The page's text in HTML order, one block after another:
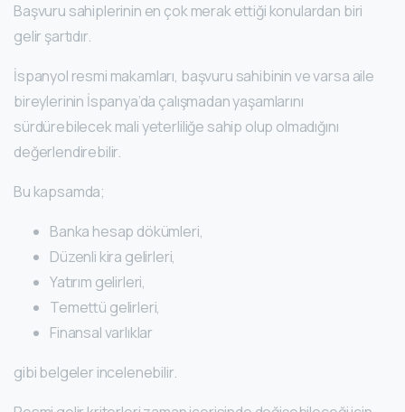
Başvuru sahiplerinin en çok merak ettiği konulardan biri
gelir şartıdır.
İspanyol resmi makamları, başvuru sahibinin ve varsa aile
bireylerinin İspanya’da çalışmadan yaşamlarını
sürdürebilecek mali yeterliliğe sahip olup olmadığını
değerlendirebilir.
Bu kapsamda;
Banka hesap dökümleri,
Düzenli kira gelirleri,
Yatırım gelirleri,
Temettü gelirleri,
Finansal varlıklar
gibi belgeler incelenebilir.